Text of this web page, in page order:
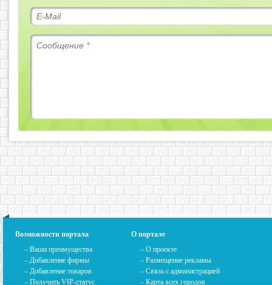
Возможности портала
– Ваши преимущества
– Добавление фирмы
– Добавление товаров
– Получить VIP-статус
О портале
– О проекте
– Размещение рекламы
– Связь с администрацией
– Карта всех городов